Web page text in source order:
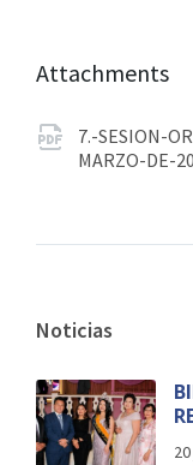
Attachments
7.-SESION-
MARZO-DE-
Noticias